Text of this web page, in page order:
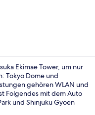
Ekimae Tower, um nur
Tokyo Dome und
gehören WLAN und
Folgendes mit dem Auto
und Shinjuku Gyoen